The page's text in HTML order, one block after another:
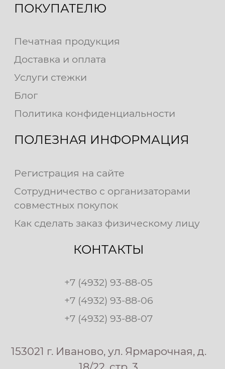
ПОКУПАТЕЛЮ
Печатная продукция
Доставка и оплата
Услуги стежки
Блог
Политика конфиденциальности
ПОЛЕЗНАЯ ИНФОРМАЦИЯ
Регистрация на сайте
Сотрудничество с организаторами
совместных покупок
Как сделать заказ физическому лицу
КОНТАКТЫ
+7 (4932) 93-88-05
+7 (4932) 93-88-06
+7 (4932) 93-88-07
153021 г. Иваново, ул. Ярмарочная, д.